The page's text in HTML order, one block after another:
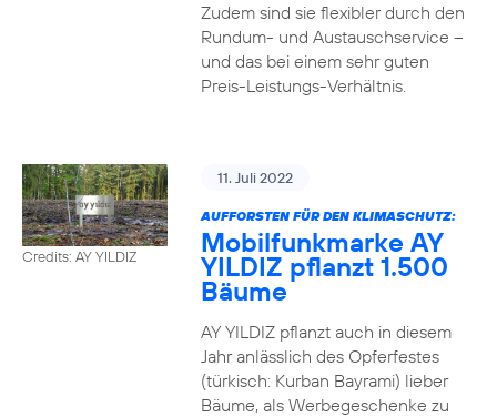
Zudem sind sie flexibler durch den
Rundum- und Austauschservice –
und das bei einem sehr guten
Preis-Leistungs-Verhältnis.
Credits: AY YILDIZ
11. Juli 2022
AUFFORSTEN FÜR DEN KLIMASCHUTZ:
Mobilfunkmarke AY
YILDIZ pflanzt 1.500
Bäume
AY YILDIZ pflanzt auch in diesem
Jahr anlässlich des Opferfestes
(türkisch: Kurban Bayrami) lieber
Bäume, als Werbegeschenke zu